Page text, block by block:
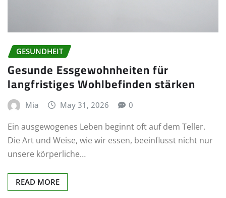
GESUNDHEIT
Gesunde Essgewohnheiten für
langfristiges Wohlbefinden stärken
Mia May 31, 2026 0
Ein ausgewogenes Leben beginnt oft auf dem Teller.
Die Art und Weise, wie wir essen, beeinflusst nicht nur
unsere körperliche…
READ MORE